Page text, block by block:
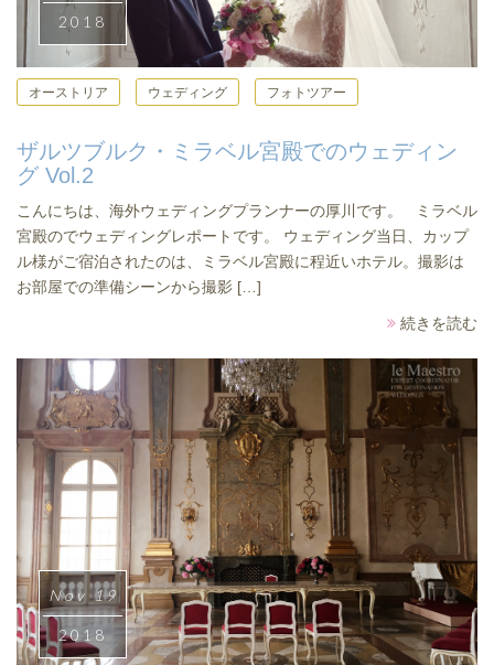
2018
オーストリア ウェディング フォトツアー
ザルツブルク・ミラベル宮殿でのウェディン
グ Vol.2
こんにちは、海外ウェディングプランナーの厚川です。 ミラベル
宮殿のでウェディングレポートです。 ウェディング当日、カップ
ル様がご宿泊されたのは、ミラベル宮殿に程近いホテル。撮影は
お部屋での準備シーンから撮影 […]
続きを読む
Nov 19
2018